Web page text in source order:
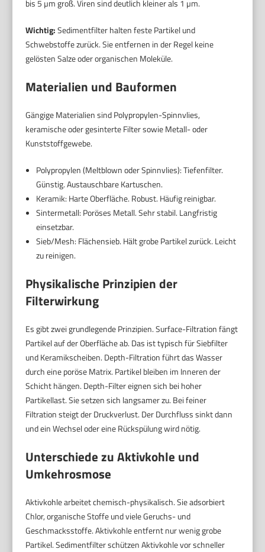
bis 5 µm groß. Viren sind deutlich kleiner als 1 µm.
Wichtig:Sedimentfilter halten feste Partikel und
Schwebstoffe zurück. Sie entfernen in der Regel keine
gelösten Salze oder organischen Moleküle.
Materialien und Bauformen
Gängige Materialien sind Polypropylen-Spinnvlies,
keramische oder gesinterte Filter sowie Metall- oder
Kunststoffgewebe.
Polypropylen (Meltblown oder Spinnvlies): Tiefenfilter.
Günstig. Austauschbare Kartuschen.
Keramik: Harte Oberfläche. Robust. Häufig reinigbar.
Sintermetall: Poröses Metall. Sehr stabil. Langfristig
einsetzbar.
Sieb/Mesh: Flächensieb. Hält grobe Partikel zurück. Leicht
zu reinigen.
Physikalische Prinzipien der
Filterwirkung
Es gibt zwei grundlegende Prinzipien. Surface-Filtration fängt
Partikel auf der Oberfläche ab. Das ist typisch für Siebfilter
und Keramikscheiben. Depth-Filtration führt das Wasser
durch eine poröse Matrix. Partikel bleiben im Inneren der
Schicht hängen. Depth-Filter eignen sich bei hoher
Partikellast. Sie setzen sich langsamer zu. Bei feiner
Filtration steigt der Druckverlust. Der Durchfluss sinkt dann
und ein Wechsel oder eine Rückspülung wird nötig.
Unterschiede zu Aktivkohle und
Umkehrosmose
Aktivkohle arbeitet chemisch-physikalisch. Sie adsorbiert
Chlor, organische Stoffe und viele Geruchs- und
Geschmacksstoffe. Aktivkohle entfernt nur wenig grobe
Partikel. Sedimentfilter schützen Aktivkohle vor schneller